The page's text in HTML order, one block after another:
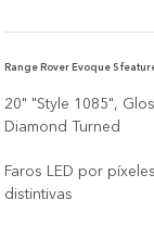
Range Rover Evoque S
20" "Style 1085",
Diamond Turned
Faros LED por
distintivas